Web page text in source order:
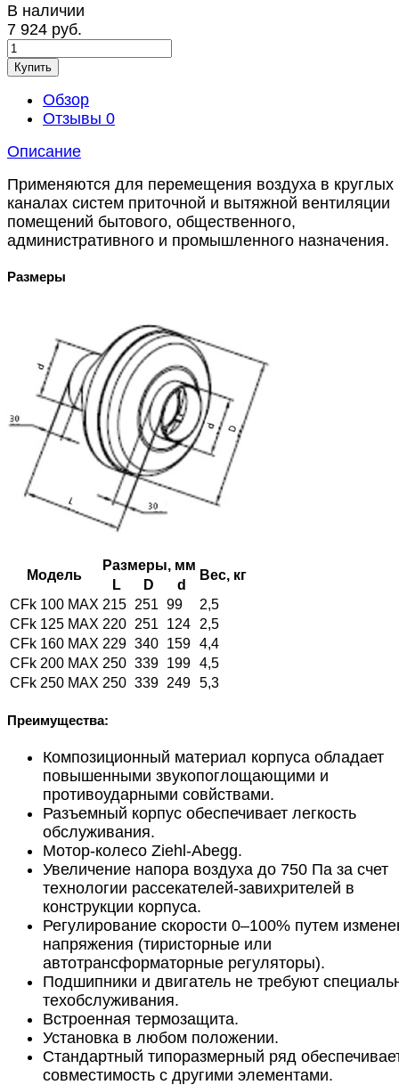
В наличии
7 924 руб.
Купить
Обзор
Отзывы 0
Описание
Применяются для перемещения воздуха в круглых
каналах систем приточной и вытяжной вентиляции
помещений бытового, общественного,
административного и промышленного назначения.
Размеры
Модель
Размеры, мм
Вес, кг
L D
d
CFk 100 MAX 215 251 99
2,5
CFk 125 MAX 220 251 124
2,5
CFk 160 MAX 229 340 159 4,4
CFk 200 MAX 250 339 199 4,5
CFk 250 MAX 250 339 249 5,3
Преимущества:
Композиционный материал корпуса обладает
повышенными звукопоглощающими и
противоударными совйствами.
Разъемный корпус обеспечивает легкость
обслуживания.
Мотор-колесо Ziehl-Abegg.
Увеличение напора воздуха до 750 Па за счет
технологии рассекателей-завихрителей в
конструкции корпуса.
Регулирование скорости 0–100% путем
напряжения (тиристорные или
автотрансформаторные регуляторы).
Подшипники и двигатель не требуют
техобслуживания.
Встроенная термозащита.
Установка в любом положении.
Стандартный типоразмерный ряд
совместимость с другими элементами.